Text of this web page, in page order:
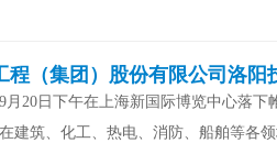
（集团）股份有限公司洛阳
20日下午在上海新国际博览中心落
建筑、化工、热电、消防、船舶等各